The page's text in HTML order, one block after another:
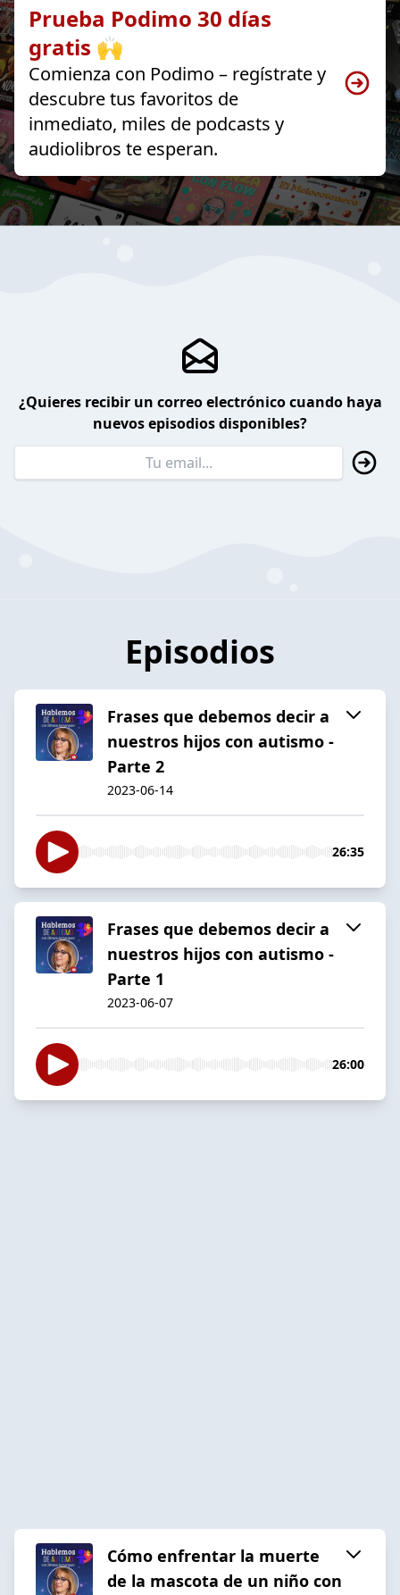
Prueba Podimo 30 días
gratis 🙌
Comienza con Podimo – regístrate y
descubre tus favoritos de
inmediato, miles de podcasts y
audiolibros te esperan.
¿Quieres recibir un correo electrónico cuando haya
nuevos episodios disponibles?
Episodios
Frases que debemos decir a
nuestros hijos con autismo -
Parte 2
2023-06-14
26:35
Frases que debemos decir a
nuestros hijos con autismo -
Parte 1
2023-06-07
26:00
Cómo enfrentar la muerte
de la mascota de un niño con